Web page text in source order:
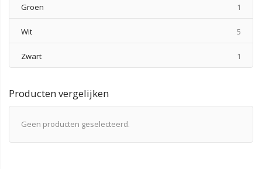
Groen 1
Wit 5
Zwart 1
Producten vergelijken
Geen producten geselecteerd.